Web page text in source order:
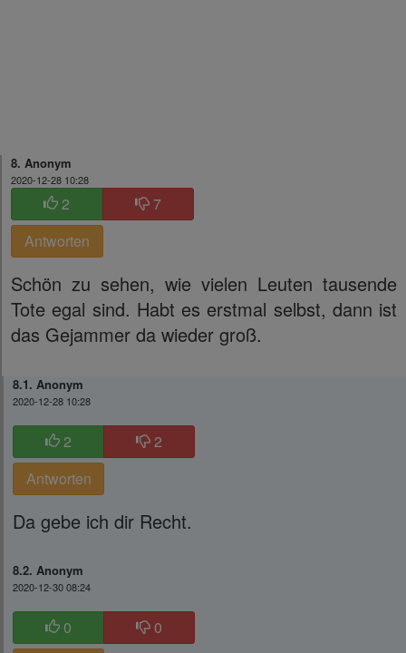
8. Anonym
2020-12-28 10:28
2
7
Antworten
Schön zu sehen, wie vielen Leuten tausende
Tote egal sind. Habt es erstmal selbst, dann ist
das Gejammer da wieder groß.
8.1. Anonym
2020-12-28 10:28
2
2
Antworten
Da gebe ich dir Recht.
8.2. Anonym
2020-12-30 08:24
0
0